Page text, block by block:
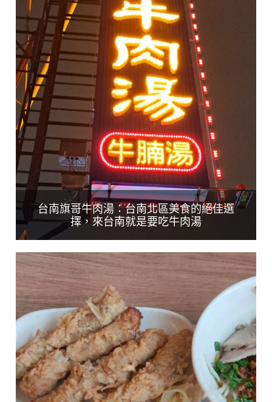
台南旗哥牛肉湯：台南北區美食的絕佳選
擇，來台南就是要吃牛肉湯